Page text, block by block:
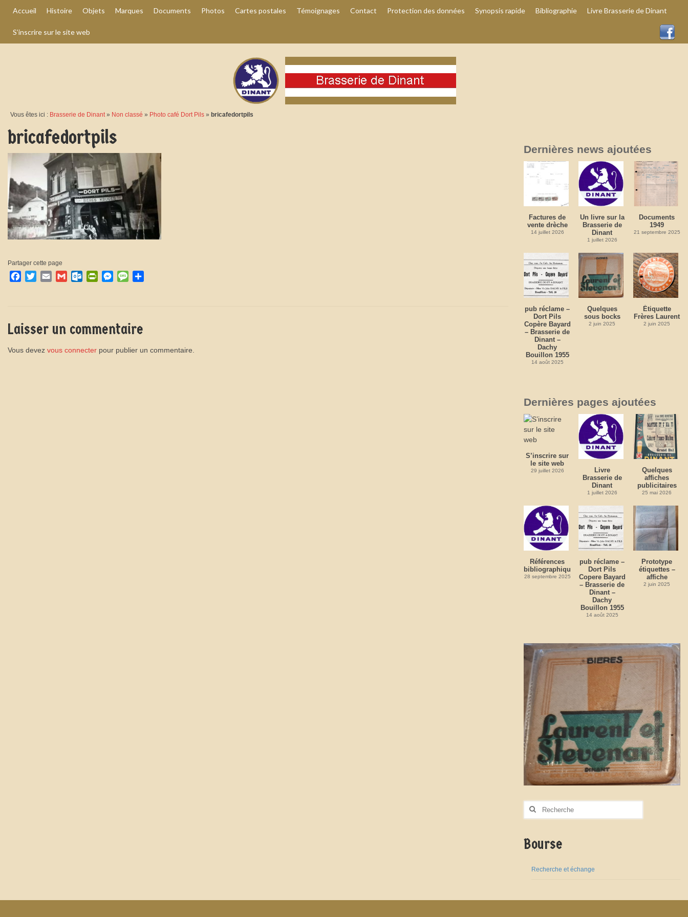
Accueil Histoire Objets Marques Documents Photos Cartes postales Témoignages Contact Protection des données Synopsis rapide Bibliographie Livre Brasserie de Dinant
S’inscrire sur le site web
Vous êtes ici : Brasserie de Dinant» Non classé » Photo café Dort Pils » bricafedortpils
bricafedortpils
Partager cette page
Facebook
TwitterEmail GmailOutlook.com
PrintFriendly
Messenger
Message
Laisser un commentaire
Vous devez vous connecter pour publier un commentaire.
Dernières news ajoutées
Factures de
vente drèche
14 juillet 2026
Un livre sur la
Brasserie de
Dinant
1 juillet 2026
Documents
1949
21 septembre 2025
pub réclame –
Dort Pils
Copère Bayard
– Brasserie de
Dinant –
Dachy
Bouillon 1955
14 août 2025
Quelques
sous bocks
2 juin 2025
Étiquette
Frères Laurent
2 juin 2025
Dernières pages ajoutées
S’inscrire sur
le site web
29 juillet 2026
Livre
Brasserie de
Dinant
1 juillet 2026
Quelques
affiches
publicitaires
25 mai 2026
Références
bibliographiques
28 septembre 2025
pub réclame –
Dort Pils
Copere Bayard
– Brasserie de
Dinant –
Dachy
Bouillon 1955
14 août 2025
Prototype
étiquettes –
affiche
2 juin 2025
Rechercher
Bourse
Recherche et échange